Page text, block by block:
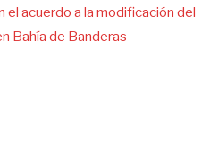
el acuerdo a la modificación del
Bahía de Banderas